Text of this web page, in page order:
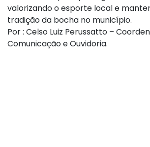
valorizando o esporte local e
tradição da bocha no município.
Por : Celso Luiz Perussatto –
Comunicação e Ouvidoria.